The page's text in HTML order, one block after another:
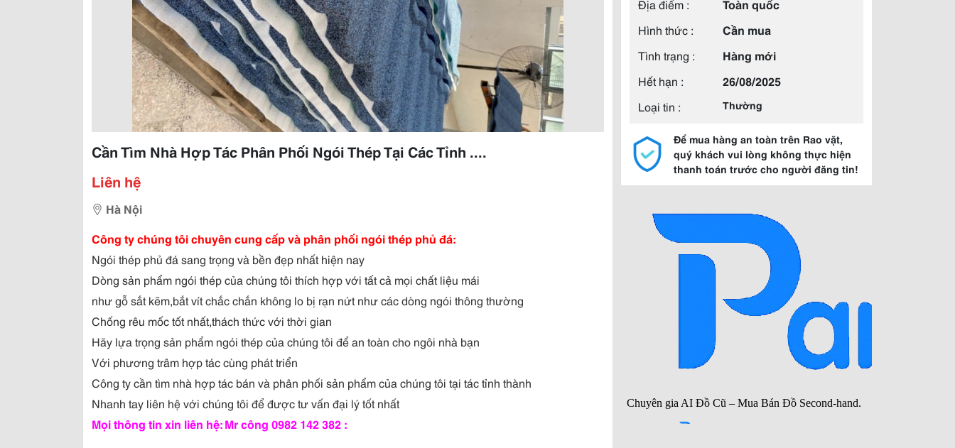
Cần Tìm Nhà Hợp Tác Phân Phối Ngói Thép Tại Các Tỉnh ....
Liên hệ
Hà Nội
Công ty chúng tôi chuyên cung cấp và phân phối ngói thép phủ đá:
Ngói thép phủ đá sang trọng và bền đẹp nhất hiện nay
Dòng sản phẩm ngói thép của chúng tôi thích hợp với tất cả mọi chất liệu mái
như gỗ sắt kẽm,bắt vít chắc chắn không lo bị rạn nứt như các dòng ngói thông thường
Chống rêu mốc tốt nhất,thách thức với thời gian
Hãy lựa trọng sản phẩm ngói thép của chúng tôi để an toàn cho ngôi nhà bạn
Với phương trâm hợp tác cùng phát triển
Công ty cần tìm nhà hợp tác bán và phân phối sản phẩm của chúng tôi tại tác tỉnh thành
Nhanh tay liên hệ với chúng tôi để được tư vấn đại lý tốt nhất
Mọi thông tin xin liên hệ: Mr công 0982 142 382 :
Địa điểm :
Toàn quốc
Hình thức :
Cần mua
Tình trạng :
Hàng mới
Hết hạn :
26/08/2025
Loại tin :
Thường
Để mua hàng an toàn trên Rao vặt,
quý khách vui lòng không thực hiện
thanh toán trước cho người đăng tin!